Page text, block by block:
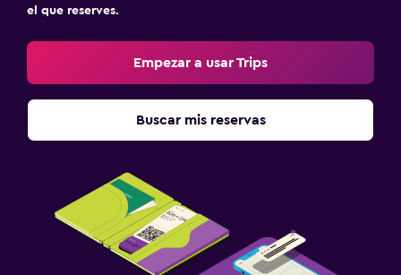
el que reserves.
Empezar a usar Trips
Buscar mis reservas